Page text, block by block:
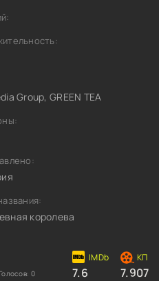
Group, GREEN TEA
королева
0 7.6 7.907